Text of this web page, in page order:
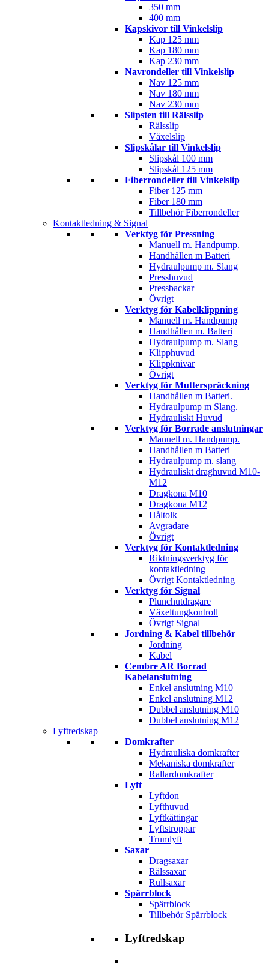
350 mm
400 mm
Kapskivor till Vinkelslip
Kap 125 mm
Kap 180 mm
Kap 230 mm
Navrondeller till Vinkelslip
Nav 125 mm
Nav 180 mm
Nav 230 mm
Slipsten till Rälsslip
Rälsslip
Växelslip
Slipskålar till Vinkelslip
Slipskål 100 mm
Slipskål 125 mm
Fiberrondeller till Vinkelslip
Fiber 125 mm
Fiber 180 mm
Tillbehör Fiberrondeller
Kontaktledning & Signal
Verktyg för Pressning
Manuell m. Handpump.
Handhållen m Batteri
Hydraulpump m. Slang
Presshuvud
Pressbackar
Övrigt
Verktyg för Kabelklippning
Manuell m. Handpump
Handhållen m. Batteri
Hydraulpump m. Slang
Klipphuvud
Klippknivar
Övrigt
Verktyg för Mutterspräckning
Handhållen m Batteri.
Hydraulpump m Slang.
Hydrauliskt Huvud
Verktyg för Borrade anslutningar
Manuell m. Handpump.
Handhållen m Batteri
Hydraulpump m. slang
Hydrauliskt draghuvud M10-
M12
Dragkona M10
Dragkona M12
Håltolk
Avgradare
Övrigt
Verktyg för Kontaktledning
Riktningsverktyg för
kontaktledning
Övrigt Kontaktledning
Verktyg för Signal
Plunchutdragare
Växeltungkontroll
Övrigt Signal
Jordning & Kabel tillbehör
Jordning
Kabel
Cembre AR Borrad
Kabelanslutning
Enkel anslutning M10
Enkel anslutning M12
Dubbel anslutning M10
Dubbel anslutning M12
Lyftredskap
Domkrafter
Hydrauliska domkrafter
Mekaniska domkrafter
Rallardomkrafter
Lyft
Lyftdon
Lyfthuvud
Lyftkättingar
Lyftstroppar
Trumlyft
Saxar
Dragsaxar
Rälssaxar
Rullsaxar
Spärrblock
Spärrblock
Tillbehör Spärrblock
Lyftredskap